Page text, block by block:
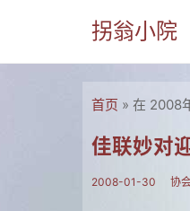
拐翁小院
首页 » 在 2008
佳联妙对
2008-01-30 协